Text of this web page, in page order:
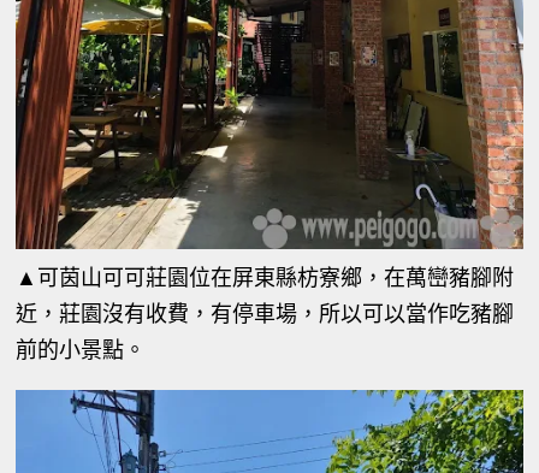
▲可茵山可可莊園位在屏東縣枋寮鄉，在萬巒豬腳附
近，莊園沒有收費，有停車場，所以可以當作吃豬腳
前的小景點。